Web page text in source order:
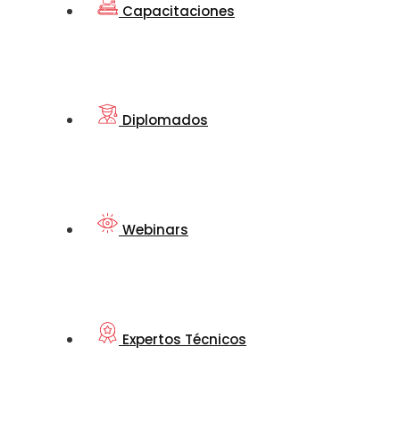
Capacitaciones
Diplomados
Webinars
Expertos Técnicos